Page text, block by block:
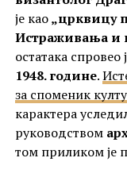
је као„црквицу
Истраживања и
остатака спровео
1948. године.
за споменик
карактера
руководством
том приликом је